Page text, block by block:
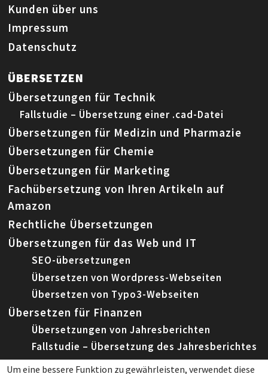
Kunden über uns
Impressum
Datenschutz
ÜBERSETZEN
Übersetzungen für Technik
Fallstudie – Übersetzung einer .cad-Datei
Übersetzungen für Medizin und Pharmazie
Übersetzungen für Chemie
Übersetzungen für Marketing
Fachübersetzung von Ihren Artikeln auf
Amazon
Rechtliche Übersetzungen
Übersetzungen für das Web und IT
SEO-übersetzungen
Übersetzen von Wordpress-Webseiten
Übersetzen von Typo3-Webseiten
Übersetzen für Finanzen
Übersetzungen von Jahresberichten
Fallstudie – Übersetzung des Jahresberichtes
Um eine bessere Funktion zu gewährleisten, verwendet diese